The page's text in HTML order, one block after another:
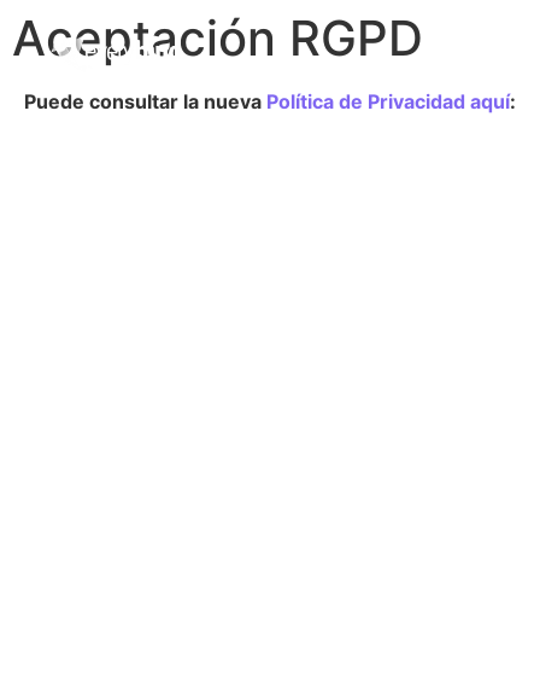
Aceptación RGPD
Puede consultar la nueva Política de Privacidad aquí: